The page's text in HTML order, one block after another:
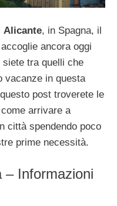
Alicante, in Spagna, il
ancora oggi
tra quelli che
vacanze in questa
post troverete le
arrivare a
città spendendo poco
prime necessità.
– Informazioni